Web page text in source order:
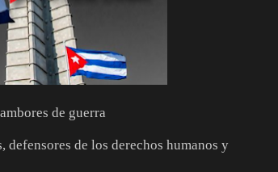
de guerra
de los derechos humanos y